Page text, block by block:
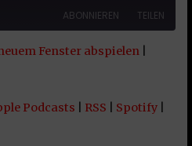
ABONNIEREN TEILEN
Fenster abspielen|
Podcasts RSS Spotify|